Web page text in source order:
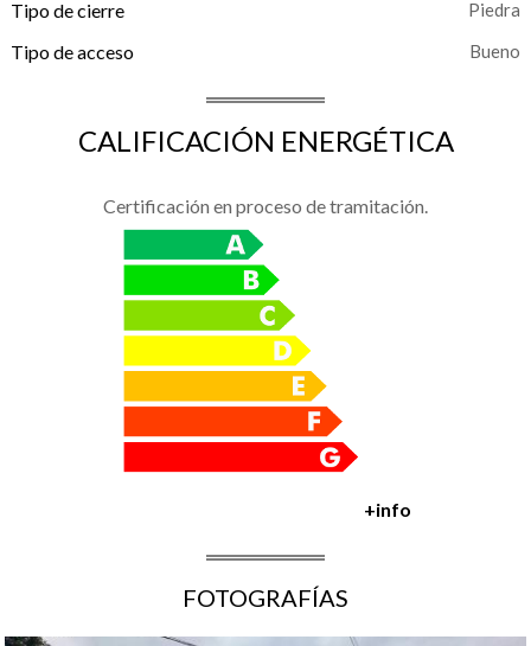
Tipo de cierre Piedra
Tipo de acceso Bueno
CALIFICACIÓN ENERGÉTICA
Certificación en proceso de tramitación.
+info
FOTOGRAFÍAS